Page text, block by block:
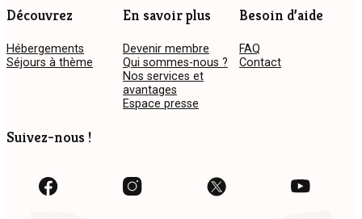
Découvrez
Hébergements
Séjours à thème
En savoir plus
Devenir membre
Qui sommes-nous ?
Nos services et
avantages
Espace presse
Besoin d’aide
FAQ
Contact
Suivez-nous !